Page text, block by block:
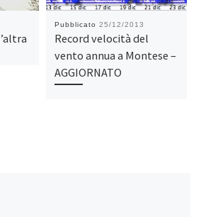
Pubblicato 25/12/2013
Record velocità del
vento annua a Montese –
AGGIORNATO